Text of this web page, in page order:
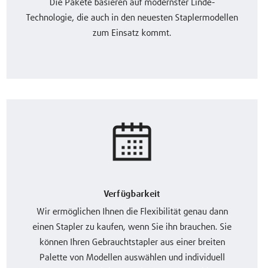
Die Pakete basieren auf modernster Linde-
Technologie, die auch in den neuesten Staplermodellen
zum Einsatz kommt.
Verfügbarkeit
Wir ermöglichen Ihnen die Flexibilität genau dann
einen Stapler zu kaufen, wenn Sie ihn brauchen. Sie
können Ihren Gebrauchtstapler aus einer breiten
Palette von Modellen auswählen und individuell